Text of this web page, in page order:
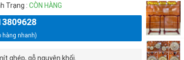
Trạng : CÒN HÀNG
hàng nhanh)
ghép, gỗ nguyên khối.